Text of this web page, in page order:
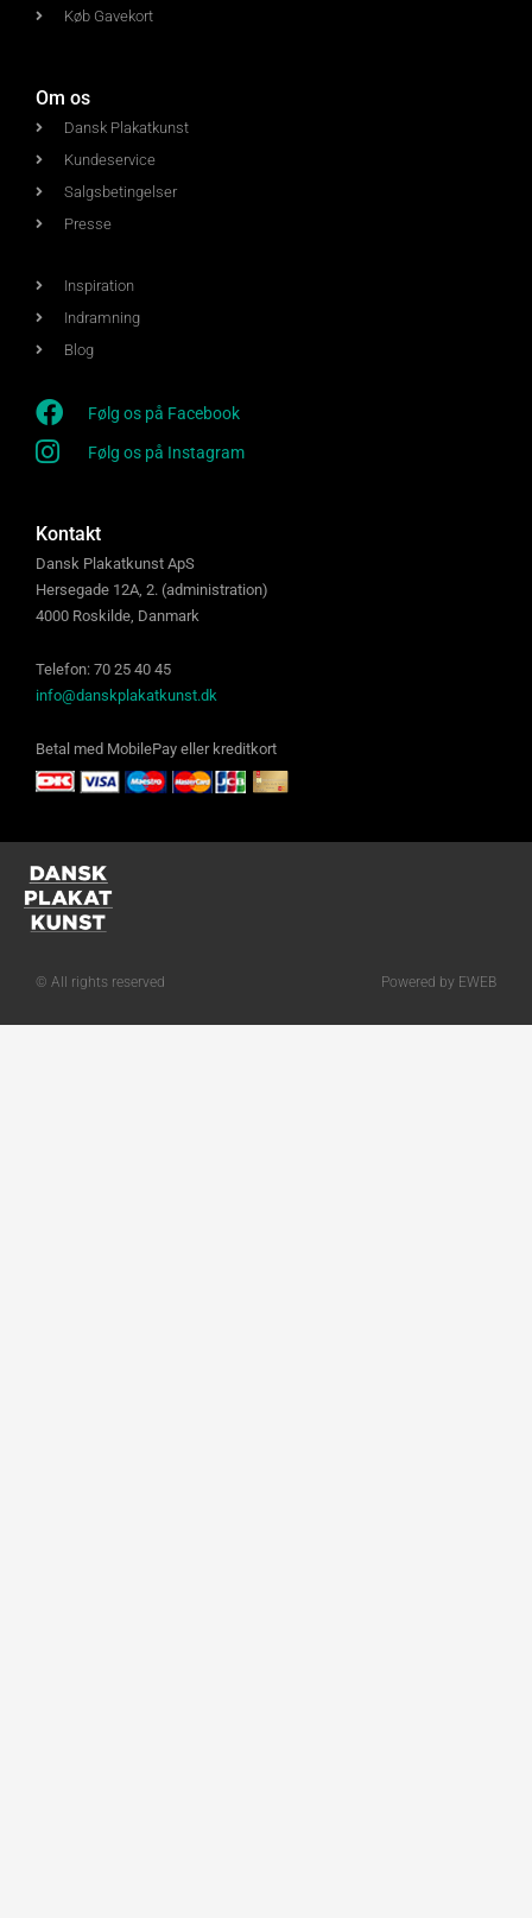
Køb Gavekort
Om os
Dansk Plakatkunst
Kundeservice
Salgsbetingelser
Presse
Inspiration
Indramning
Blog
Følg os på Facebook
Følg os på Instagram
Kontakt
Dansk Plakatkunst ApS
Hersegade 12A, 2. (administration)
4000 Roskilde, Danmark
Telefon: 70 25 40 45
info@danskplakatkunst.dk
Betal med MobilePay eller kreditkort
© All rights reserved Powered by EWEB